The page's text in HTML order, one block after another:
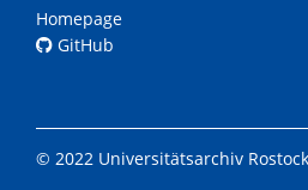
Homepage
GitHub
© 2022 Universitätsarchiv Rostock